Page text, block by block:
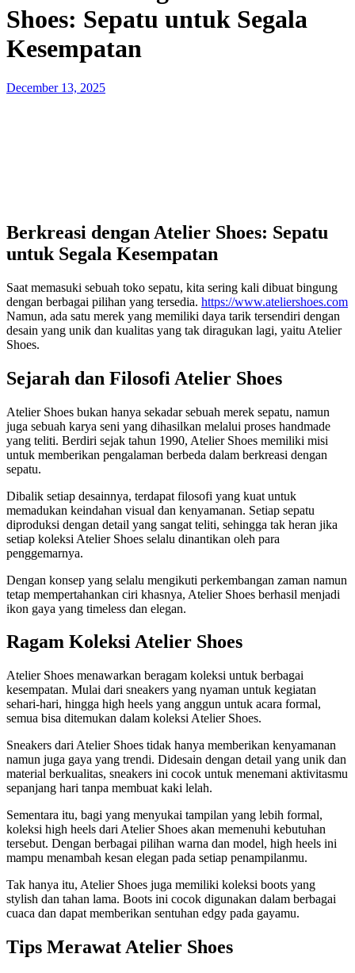
Shoes: Sepatu untuk Segala
Kesempatan
Posted
December 13, 2025
Berkreasi dengan Atelier Shoes: Sepatu
untuk Segala Kesempatan
Saat memasuki sebuah toko sepatu, kita sering kali dibuat bingung
dengan berbagai pilihan yang tersedia. https://www.ateliershoes.com
Namun, ada satu merek yang memiliki daya tarik tersendiri dengan
desain yang unik dan kualitas yang tak diragukan lagi, yaitu Atelier
Shoes.
Sejarah dan Filosofi Atelier Shoes
Atelier Shoes bukan hanya sekadar sebuah merek sepatu, namun
juga sebuah karya seni yang dihasilkan melalui proses handmade
yang teliti. Berdiri sejak tahun 1990, Atelier Shoes memiliki misi
untuk memberikan pengalaman berbeda dalam berkreasi dengan
sepatu.
Dibalik setiap desainnya, terdapat filosofi yang kuat untuk
memadukan keindahan visual dan kenyamanan. Setiap sepatu
diproduksi dengan detail yang sangat teliti, sehingga tak heran jika
setiap koleksi Atelier Shoes selalu dinantikan oleh para
penggemarnya.
Dengan konsep yang selalu mengikuti perkembangan zaman namun
tetap mempertahankan ciri khasnya, Atelier Shoes berhasil menjadi
ikon gaya yang timeless dan elegan.
Ragam Koleksi Atelier Shoes
Atelier Shoes menawarkan beragam koleksi untuk berbagai
kesempatan. Mulai dari sneakers yang nyaman untuk kegiatan
sehari-hari, hingga high heels yang anggun untuk acara formal,
semua bisa ditemukan dalam koleksi Atelier Shoes.
Sneakers dari Atelier Shoes tidak hanya memberikan kenyamanan
namun juga gaya yang trendi. Didesain dengan detail yang unik dan
material berkualitas, sneakers ini cocok untuk menemani aktivitasmu
sepanjang hari tanpa membuat kaki lelah.
Sementara itu, bagi yang menyukai tampilan yang lebih formal,
koleksi high heels dari Atelier Shoes akan memenuhi kebutuhan
tersebut. Dengan berbagai pilihan warna dan model, high heels ini
mampu menambah kesan elegan pada setiap penampilanmu.
Tak hanya itu, Atelier Shoes juga memiliki koleksi boots yang
stylish dan tahan lama. Boots ini cocok digunakan dalam berbagai
cuaca dan dapat memberikan sentuhan edgy pada gayamu.
Tips Merawat Atelier Shoes